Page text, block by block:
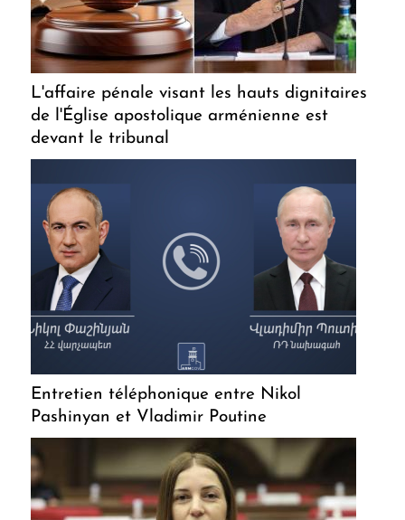
L'affaire pénale visant les hauts dignitaires
de l'Église apostolique arménienne est
devant le tribunal
Entretien téléphonique entre Nikol
Pashinyan et Vladimir Poutine